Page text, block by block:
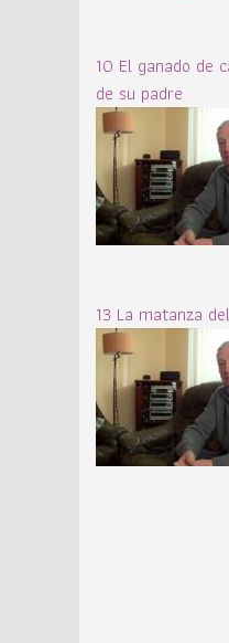
10 El ganado de
de su padre
13 La matanza